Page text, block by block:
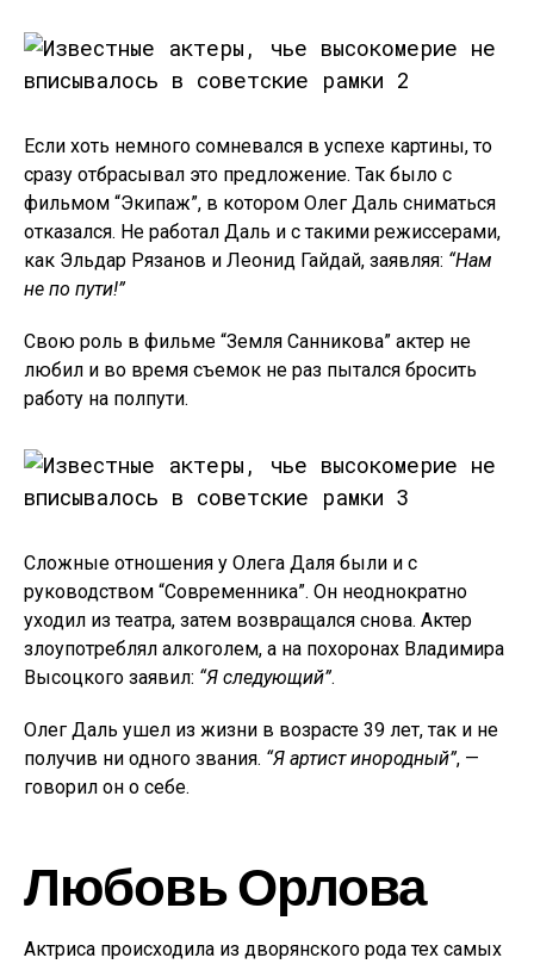
Если хоть немного сомневался в успехе картины, то
сразу отбрасывал это предложение. Так было с
фильмом “Экипаж”, в котором Олег Даль сниматься
отказался. Не работал Даль и с такими режиссерами,
как Эльдар Рязанов и Леонид Гайдай, заявляя: “Нам
не по пути!”
Свою роль в фильме “Земля Санникова” актер не
любил и во время съемок не раз пытался бросить
работу на полпути.
Сложные отношения у Олега Даля были и с
руководством “Современника”. Он неоднократно
уходил из театра, затем возвращался снова. Актер
злоупотреблял алкоголем, а на похоронах Владимира
Высоцкого заявил: “Я следующий”.
Олег Даль ушел из жизни в возрасте 39 лет, так и не
получив ни одного звания. “Я артист инородный”, —
говорил он о себе.
Любовь Орлова
Актриса происходила из дворянского рода тех самых